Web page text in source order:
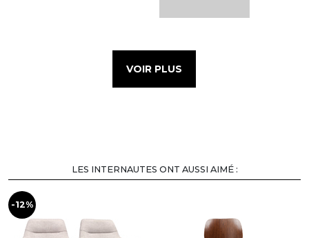
VOIR PLUS
LES INTERNAUTES ONT AUSSI AIMÉ :
-12%